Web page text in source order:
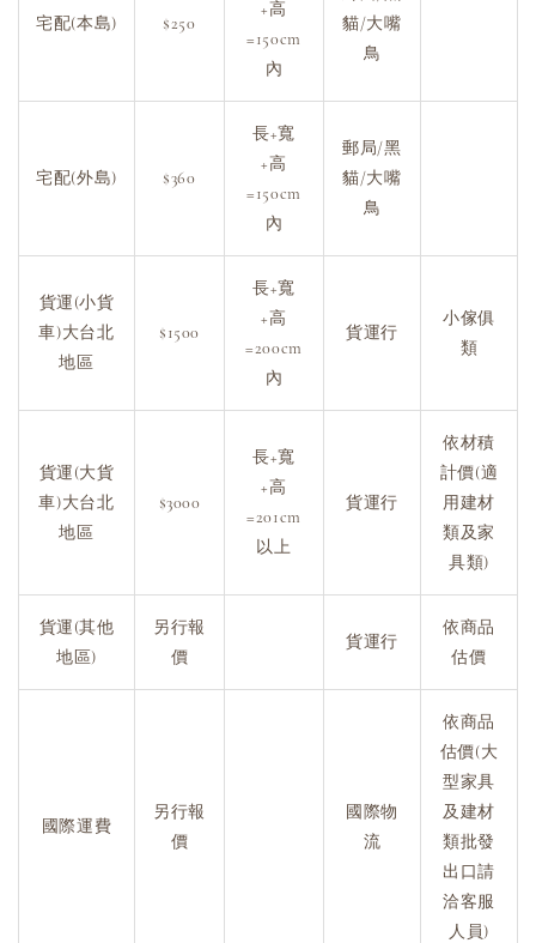
宅配(本島) $250
+高
=150cm
內
貓/大嘴
鳥
宅配(外島) $360
長+寬
+高
=150cm
內
郵局/黑
貓/大嘴
鳥
貨運(小貨
車)大台北
地區
$1500
長+寬
+高
=200cm
內
貨運行
小傢俱
類
貨運(大貨
車)大台北
地區
$3000
長+寬
+高
=201cm
以上
貨運行
依材積
計價(適
用建材
類及家
具類)
貨運(其他
地區)
另行報
價
貨運行
依商品
估價
國際運費
另行報
價
國際物
流
依商品
估價(大
型家具
及建材
類批發
出口請
洽客服
人員)